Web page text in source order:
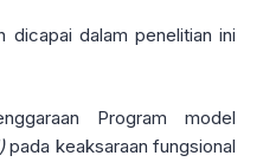
dicapai dalam penelitian ini
Program model
pada keaksaraan fungsional